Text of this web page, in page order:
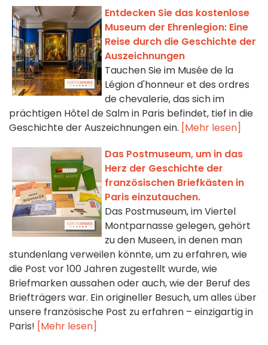
Entdecken Sie das kostenlose
Museum der Ehrenlegion: Eine
Reise durch die Geschichte der
Auszeichnungen
Tauchen Sie im Musée de la
Légion d'honneur et des ordres
de chevalerie, das sich im
prächtigen Hôtel de Salm in Paris befindet, tief in die
Geschichte der Auszeichnungen ein. [Mehr lesen]
Das Postmuseum, um in das
Herz der Geschichte der
französischen Briefkästen in
Paris einzutauchen.
Das Postmuseum, im Viertel
Montparnasse gelegen, gehört
zu den Museen, in denen man
stundenlang verweilen könnte, um zu erfahren, wie
die Post vor 100 Jahren zugestellt wurde, wie
Briefmarken aussahen oder auch, wie der Beruf des
Briefträgers war. Ein origineller Besuch, um alles über
unsere französische Post zu erfahren – einzigartig in
Paris! [Mehr lesen]